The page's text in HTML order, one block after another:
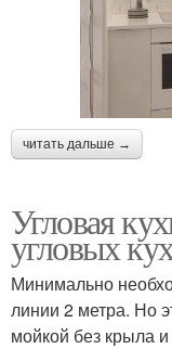
читать дальше →
Угловая
угловых
Минимально
линии 2 метра. Но
мойкой без крыла